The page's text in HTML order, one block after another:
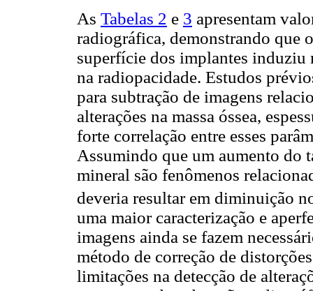
As Tabelas 2 e 3 apresentam
radiográfica, demonstrando que
superfície dos implantes induziu
na radiopacidade. Estudos
para subtração de imagens
alterações na massa óssea,
forte correlação entre esses
Assumindo que um aumento do
mineral são fenômenos
deveria resultar em diminuição
uma maior caracterização e
imagens ainda se fazem
método de correção de
limitações na detecção de